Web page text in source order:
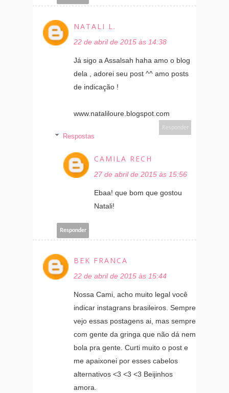
NATALI L.
22 de abril de 2015 às 14:38
Já sigo a Assalsah haha amo o blog
dela , adorei seu post ^^ amo posts
de indicação !
www.nataliloure.blogspot.com
Responder
Respostas
CAMILA RECH
27 de abril de 2015 às 15:56
Ebaa! que bom que gostou
Natali!
Responder
BEK FRANCA
22 de abril de 2015 às 15:44
Nossa Cami, acho muito legal você
indicar instagrans brasileiros. Sempre
vejo essas postagens ai, mas sempre
com gente da gringa que não dá nem
bola pra gente. Curti muito o post e
me apaixonei por esses cabelos
alternativos <3 <3 <3 Beijinhos
amora.